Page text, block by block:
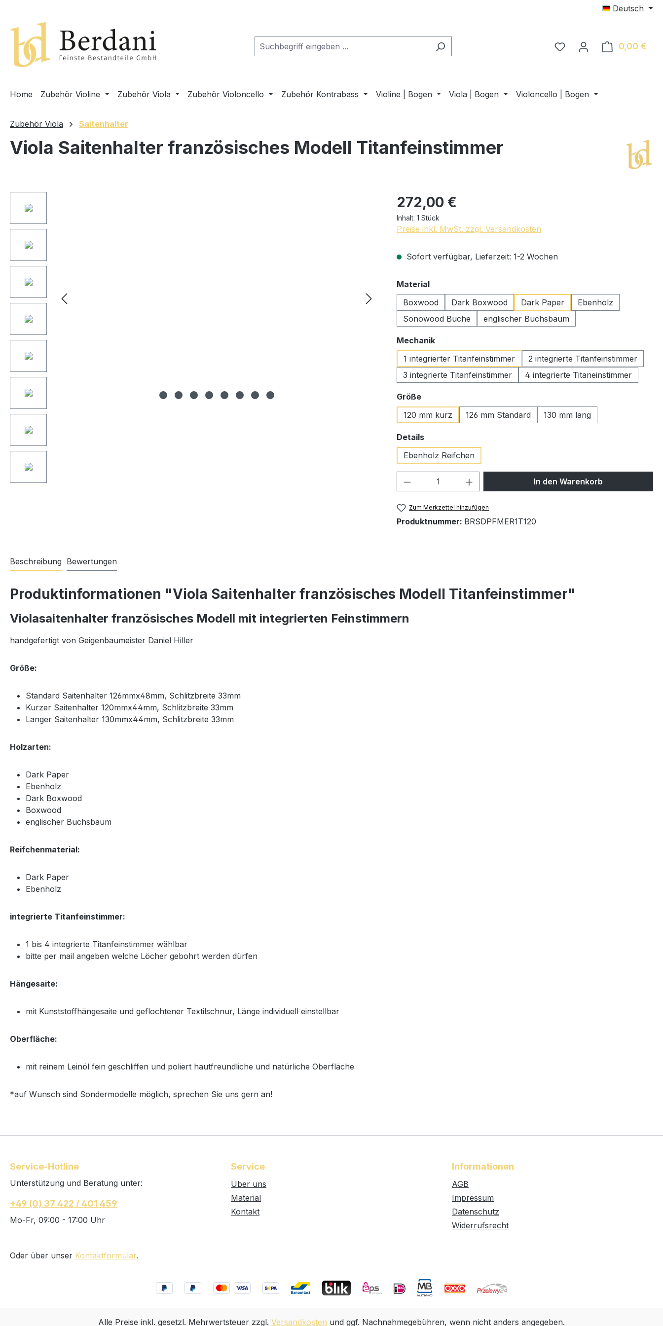
Deutsch
0,00 €
Home Zubehör Violine Zubehör Viola Zubehör Violoncello Zubehör Kontrabass Violine | Bogen Viola | Bogen Violoncello | Bogen
Zubehör Viola Saitenhalter
Viola Saitenhalter französisches Modell Titanfeinstimmer
272,00 €
Inhalt: 1 Stück
Preise inkl. MwSt. zzgl. Versandkosten
Sofort verfügbar, Lieferzeit: 1-2 Wochen
Materialauswählen
Boxwood
Dark Boxwood Dark Paper
Ebenholz
Sonowood Buche
englischer Buchsbaum
Mechanikauswählen
1 integrierter Titanfeinstimmer
2 integrierte Titanfeinstimmer
3 integrierte Titanfeinstimmer
4 integrierte Titaneinstimmer
Größeauswählen
120 mm kurz
126 mm Standard 130 mm lang
Detailsauswählen
Ebenholz Reifchen
Produkt Anzahl: Gib den gewünschten Wert
In den Warenkorb
Zum Merkzettel hinzufügen
Produktnummer: BRSDPFMER1T120
Beschreibung Bewertungen
Produktinformationen "Viola Saitenhalter französisches Modell Titanfeinstimmer"
Violasaitenhalter französisches Modell mit integrierten Feinstimmern
handgefertigt von Geigenbaumeister Daniel Hiller
Größe:
Standard Saitenhalter 126mmx48mm, Schlitzbreite 33mm
Kurzer Saitenhalter 120mmx44mm, Schlitzbreite 33mm
Langer Saitenhalter 130mmx44mm, Schlitzbreite 33mm
Holzarten:
Dark Paper
Ebenholz
Dark Boxwood
Boxwood
englischer Buchsbaum
Reifchenmaterial:
Dark Paper
Ebenholz
integrierte Titanfeinstimmer:
1 bis 4 integrierte Titanfeinstimmer wählbar
bitte per mail angeben welche Löcher gebohrt werden dürfen
Hängesaite:
mit Kunststoffhängesaite und geflochtener Textilschnur, Länge individuell einstellbar
Oberfläche:
mit reinem Leinöl fein geschliffen und poliert hautfreundliche und natürliche Oberfläche
*auf Wunsch sind Sondermodelle möglich, sprechen Sie uns gern an!
Service-Hotline
Unterstützung und Beratung unter:
+49 (0) 37 422 / 401 459
Mo-Fr, 09:00 - 17:00 Uhr
Oder über unser Kontaktformular.
Service
Über uns
Material
Kontakt
Informationen
AGB
Impressum
Datenschutz
Widerrufsrecht
Alle Preise inkl. gesetzl. Mehrwertsteuer zzgl. Versandkosten und ggf. Nachnahmegebühren, wenn nicht anders angegeben.